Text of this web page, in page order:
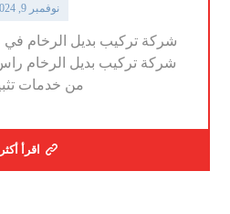
نوفمبر 9, 2024
شركة تركيب بديل الرخام في
شركة تركيب بديل الرخام راس
من خدمات
اقرأ أكثر